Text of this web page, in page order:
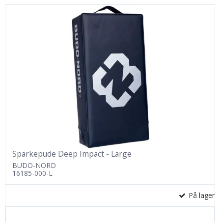
Sparkepude Deep Impact - Large
BUDO-NORD
16185-000-L
På lager